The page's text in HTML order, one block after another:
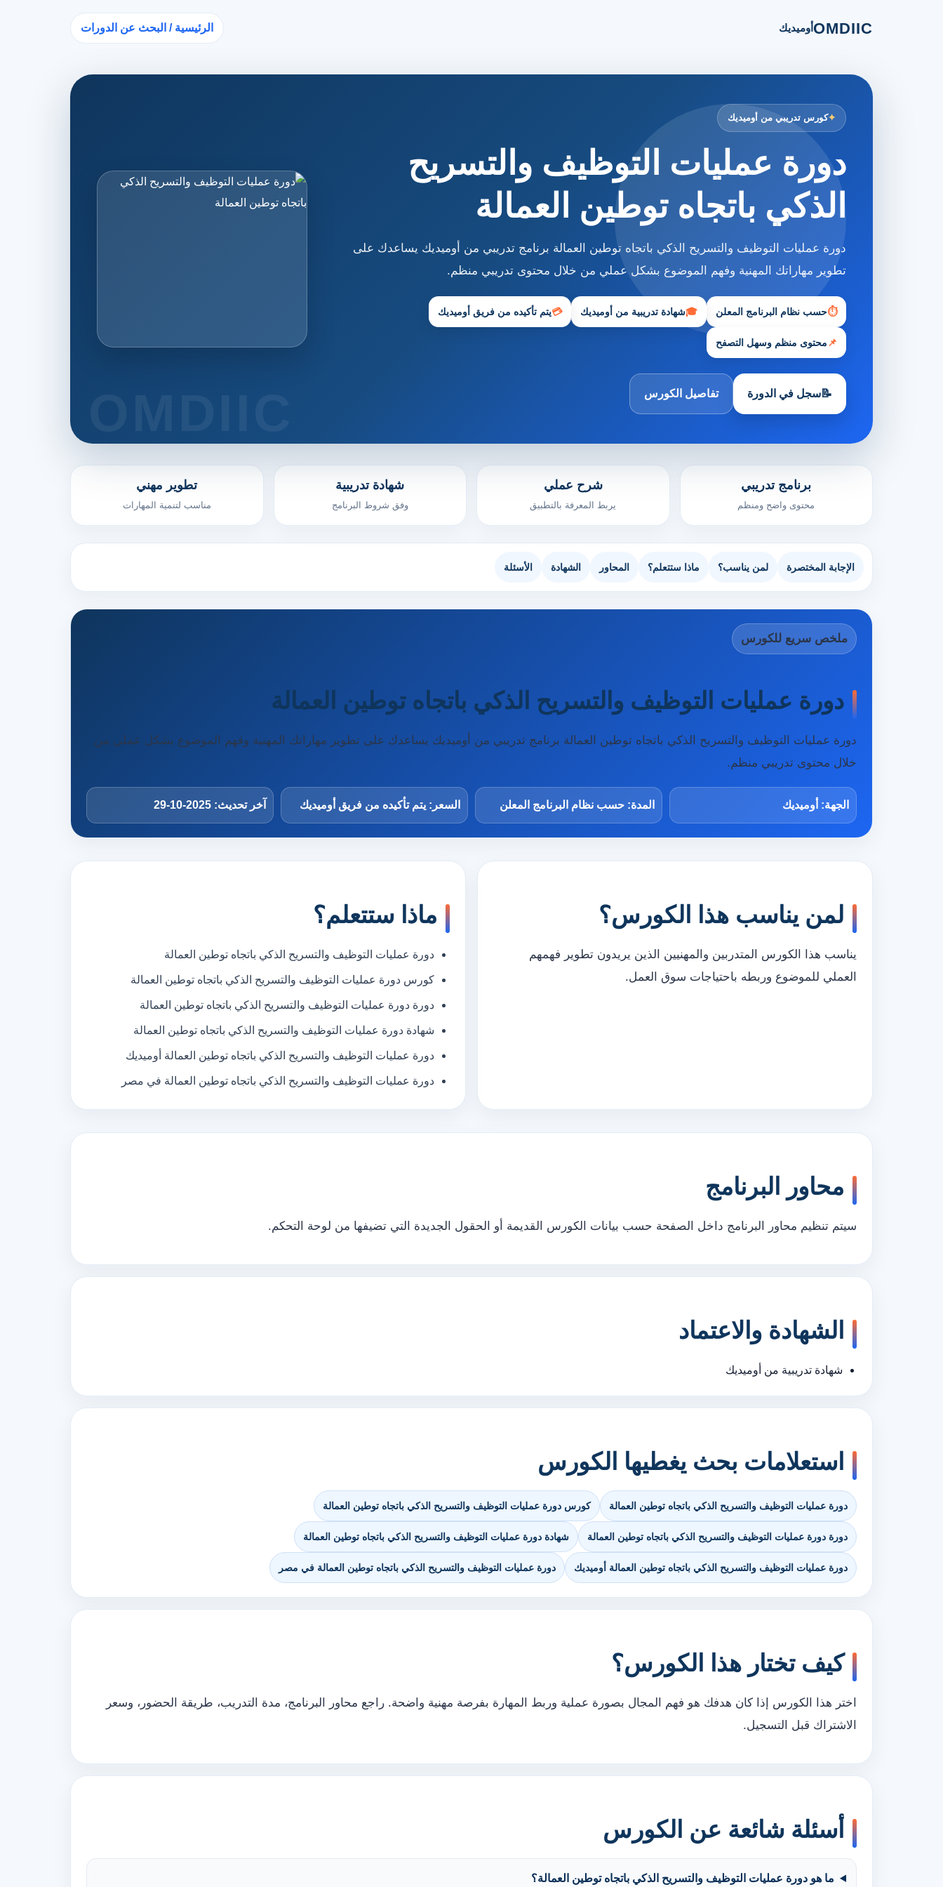
OMDIICأوميديك الرئيسية / البحث عن الدورات
كورس تدريبي من أوميديك
دورة عمليات التوظيف والتسريح
الذكي باتجاه توطين العمالة
دورة عمليات التوظيف والتسريح الذكي باتجاه توطين العمالة برنامج تدريبي من أوميديك يساعدك على
تطوير مهاراتك المهنية وفهم الموضوع بشكل عملي من خلال محتوى تدريبي منظم.
⏱حسب نظام البرنامج المعلن 🎓شهادة تدريبية من أوميديك 💳يتم تأكيده من فريق أوميديك
📌محتوى منظم وسهل التصفح
📝سجل في الدورة تفاصيل الكورس
برنامج تدريبي
محتوى واضح ومنظم
شرح عملي
يربط المعرفة بالتطبيق
شهادة تدريبية
وفق شروط البرنامج
تطوير مهني
مناسب لتنمية المهارات
الإجابة المختصرة لمن يناسب؟ ماذا ستتعلم؟ المحاور الشهادة الأسئلة
ملخص سريع للكورس
دورة عمليات التوظيف والتسريح الذكي باتجاه توطين العمالة
دورة عمليات التوظيف والتسريح الذكي باتجاه توطين العمالة برنامج تدريبي من أوميديك يساعدك على تطوير مهاراتك المهنية وفهم الموضوع بشكل عملي من
خلال محتوى تدريبي منظم.
الجهة: أوميديك المدة: حسب نظام البرنامج المعلن السعر: يتم تأكيده من فريق أوميديك آخر تحديث: 2025-10-29
لمن يناسب هذا الكورس؟
يناسب هذا الكورس المتدربين والمهنيين الذين يريدون تطوير فهمهم
العملي للموضوع وربطه باحتياجات سوق العمل.
ماذا ستتعلم؟
دورة عمليات التوظيف والتسريح الذكي باتجاه توطين العمالة
كورس دورة عمليات التوظيف والتسريح الذكي باتجاه توطين العمالة
دورة دورة عمليات التوظيف والتسريح الذكي باتجاه توطين العمالة
شهادة دورة عمليات التوظيف والتسريح الذكي باتجاه توطين العمالة
دورة عمليات التوظيف والتسريح الذكي باتجاه توطين العمالة أوميديك
دورة عمليات التوظيف والتسريح الذكي باتجاه توطين العمالة في مصر
محاور البرنامج
سيتم تنظيم محاور البرنامج داخل الصفحة حسب بيانات الكورس القديمة أو الحقول الجديدة التي تضيفها من لوحة التحكم.
الشهادة والاعتماد
شهادة تدريبية من أوميديك
استعلامات بحث يغطيها الكورس
دورة عمليات التوظيف والتسريح الذكي باتجاه توطين العمالة كورس دورة عمليات التوظيف والتسريح الذكي باتجاه توطين العمالة
دورة دورة عمليات التوظيف والتسريح الذكي باتجاه توطين العمالة شهادة دورة عمليات التوظيف والتسريح الذكي باتجاه توطين العمالة
دورة عمليات التوظيف والتسريح الذكي باتجاه توطين العمالة أوميديك دورة عمليات التوظيف والتسريح الذكي باتجاه توطين العمالة في مصر
كيف تختار هذا الكورس؟
اختر هذا الكورس إذا كان هدفك هو فهم المجال بصورة عملية وربط المهارة بفرصة مهنية واضحة. راجع محاور البرنامج، مدة التدريب، طريقة الحضور، وسعر
الاشتراك قبل التسجيل.
أسئلة شائعة عن الكورس
ما هو دورة عمليات التوظيف والتسريح الذكي باتجاه توطين العمالة؟